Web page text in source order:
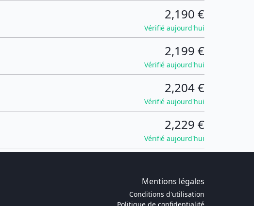
2,190 €
Vérifié aujourd'hui
2,199 €
Vérifié aujourd'hui
2,204 €
Vérifié aujourd'hui
2,229 €
Vérifié aujourd'hui
Mentions légales
Conditions d'utilisation